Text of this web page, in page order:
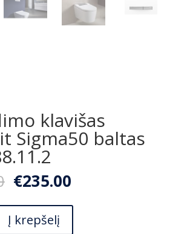
klavišas
Sigma50 baltas
Original
price
was:
€362.00.
€235.00Current
is:
Į krepšelį